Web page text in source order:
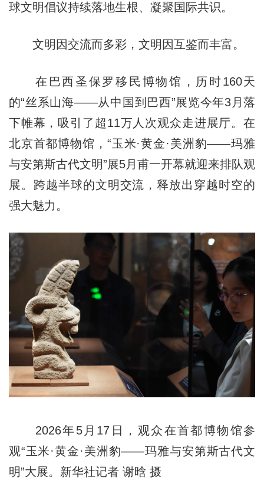
球文明倡议持续落地生根、凝聚国际共识。
文明因交流而多彩，文明因互鉴而丰富。
在巴西圣保罗移民博物馆，历时160天
的“丝系山海——从中国到巴西”展览今年3月落
下帷幕，吸引了超11万人次观众走进展厅。在
北京首都博物馆，“玉米·黄金·美洲豹——玛雅
与安第斯古代文明”展5月甫一开幕就迎来排队观
展。跨越半球的文明交流，释放出穿越时空的
强大魅力。
2026年5月17日，观众在首都博物馆参
观“玉米·黄金·美洲豹——玛雅与安第斯古代文
明”大展。新华社记者 谢晗 摄